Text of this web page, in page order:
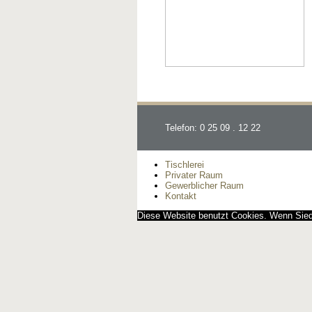
Telefon: 0 25 09 . 12 22
Tischlerei
Privater Raum
Gewerblicher Raum
Kontakt
Diese Website benutzt Cookies. Wenn